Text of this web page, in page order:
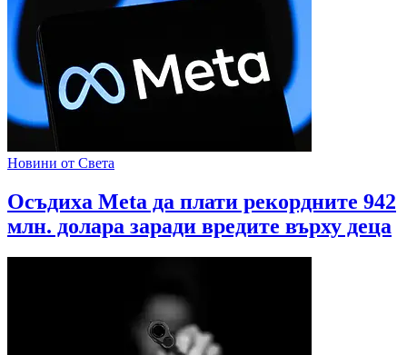
Новини от Света
Осъдиха Meta да плати рекордните 942
млн. долара заради вредите върху деца